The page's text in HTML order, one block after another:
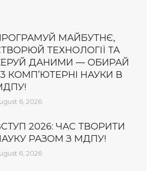
МАЙБУТНЄ,
ТЕХНОЛОГІЇ ТА
ДАНИМИ — ОБИРАЙ
КОМП’ЮТЕРНІ НАУКИ В
6, 2026
2026: ЧАС ТВОРИТИ
РАЗОМ З МДПУ!
6, 2026